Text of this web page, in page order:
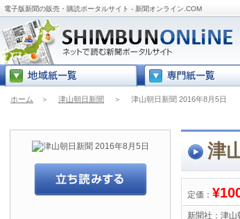
電子版新聞の販売・購読ポータルサイト - 新聞オンライン.COM
ホーム ＞ 津山朝日新聞 ＞ 津山朝日新聞 2016年8月5日
津
定価：
新聞社： 津山